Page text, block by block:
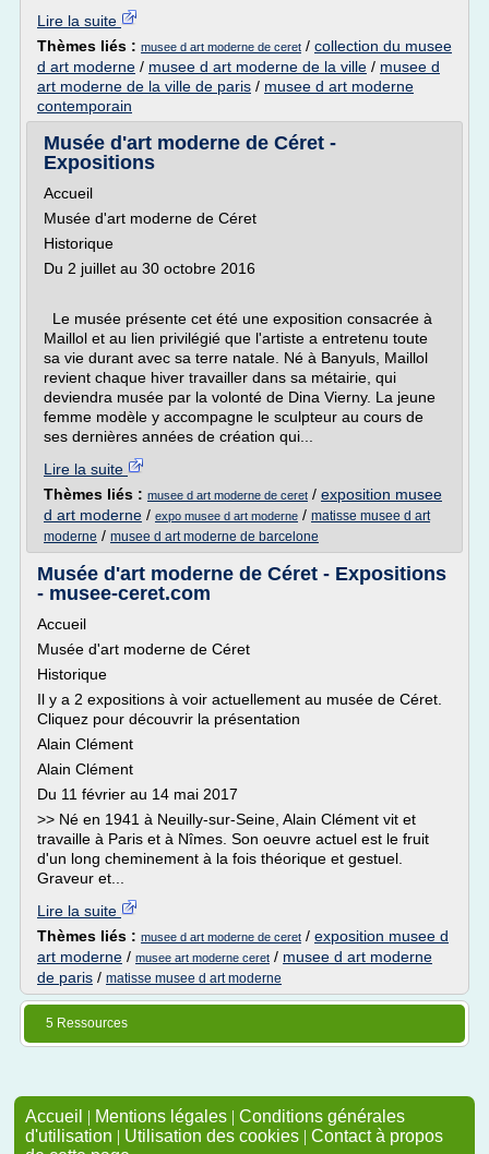
Lire la suite
Thèmes liés : musee d art moderne de ceret / collection du musee
d art moderne / musee d art moderne de la ville / musee d
art moderne de la ville de paris / musee d art moderne
contemporain
Musée d'art moderne de Céret -
Expositions
Accueil
Musée d'art moderne de Céret
Historique
Du 2 juillet au 30 octobre 2016
Le musée présente cet été une exposition consacrée à
Maillol et au lien privilégié que l'artiste a entretenu toute
sa vie durant avec sa terre natale. Né à Banyuls, Maillol
revient chaque hiver travailler dans sa métairie, qui
deviendra musée par la volonté de Dina Vierny. La jeune
femme modèle y accompagne le sculpteur au cours de
ses dernières années de création qui...
Lire la suite
Thèmes liés : musee d art moderne de ceret / exposition musee
d art moderne / expo musee d art moderne / matisse musee d art
moderne / musee d art moderne de barcelone
Musée d'art moderne de Céret - Expositions
- musee-ceret.com
Accueil
Musée d'art moderne de Céret
Historique
Il y a 2 expositions à voir actuellement au musée de Céret.
Cliquez pour découvrir la présentation
Alain Clément
Alain Clément
Du 11 février au 14 mai 2017
>> Né en 1941 à Neuilly-sur-Seine, Alain Clément vit et
travaille à Paris et à Nîmes. Son oeuvre actuel est le fruit
d'un long cheminement à la fois théorique et gestuel.
Graveur et...
Lire la suite
Thèmes liés : musee d art moderne de ceret / exposition musee d
art moderne / musee art moderne ceret / musee d art moderne
de paris / matisse musee d art moderne
5 Ressources
Accueil | Mentions légales | Conditions générales
d'utilisation | Utilisation des cookies | Contact à propos